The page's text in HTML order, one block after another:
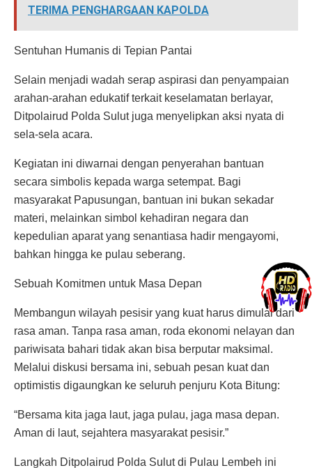
TERIMA PENGHARGAAN KAPOLDA
Sentuhan Humanis di Tepian Pantai
Selain menjadi wadah serap aspirasi dan penyampaian
arahan-arahan edukatif terkait keselamatan berlayar,
Ditpolairud Polda Sulut juga menyelipkan aksi nyata di
sela-sela acara.
Kegiatan ini diwarnai dengan penyerahan bantuan
secara simbolis kepada warga setempat. Bagi
masyarakat Papusungan, bantuan ini bukan sekadar
materi, melainkan simbol kehadiran negara dan
kepedulian aparat yang senantiasa hadir mengayomi,
bahkan hingga ke pulau seberang.
Sebuah Komitmen untuk Masa Depan
Membangun wilayah pesisir yang kuat harus dimulai dari
rasa aman. Tanpa rasa aman, roda ekonomi nelayan dan
pariwisata bahari tidak akan bisa berputar maksimal.
Melalui diskusi bersama ini, sebuah pesan kuat dan
optimistis digaungkan ke seluruh penjuru Kota Bitung:
“Bersama kita jaga laut, jaga pulau, jaga masa depan.
Aman di laut, sejahtera masyarakat pesisir.”
Langkah Ditpolairud Polda Sulut di Pulau Lembeh ini